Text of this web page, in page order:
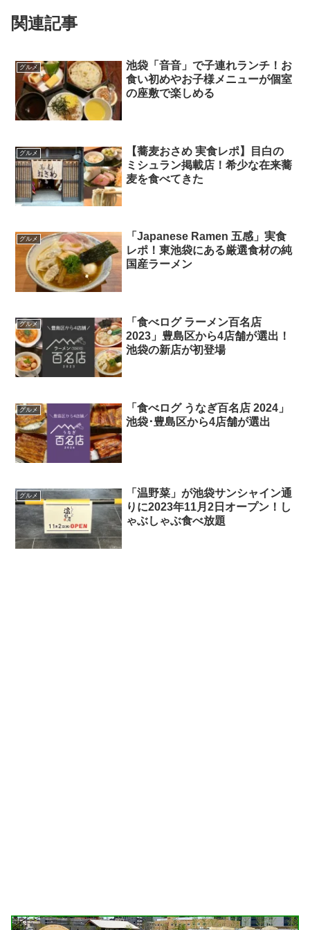
関連記事
グルメ
池袋「音音」で子連れランチ！お
食い初めやお子様メニューが個室
の座敷で楽しめる
グルメ
【蕎麦おさめ 実食レポ】目白の
ミシュラン掲載店！希少な在来蕎
麦を食べてきた
グルメ
「Japanese Ramen 五感」実食
レポ！東池袋にある厳選食材の純
国産ラーメン
グルメ
「食べログ ラーメン百名店
2023」豊島区から4店舗が選出！
池袋の新店が初登場
グルメ
「食べログ うなぎ百名店 2024」
池袋･豊島区から4店舗が選出
グルメ
「温野菜」が池袋サンシャイン通
りに2023年11月2日オープン！し
ゃぶしゃぶ食べ放題